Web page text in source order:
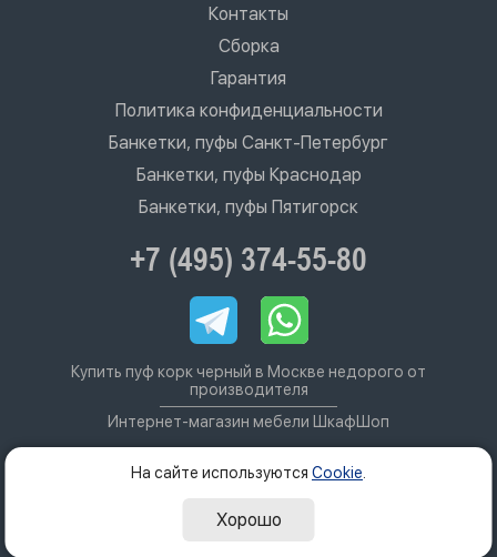
Контакты
Сборка
Гарантия
Политика конфиденциальности
Банкетки, пуфы Санкт-Петербург
Банкетки, пуфы Краснодар
Банкетки, пуфы Пятигорск
+7 (495) 374-55-80
Купить пуф корк черный в Москве недорого от
производителя
Интернет-магазин мебели ШкафШоп
На сайте используются Cookie
Хорошо